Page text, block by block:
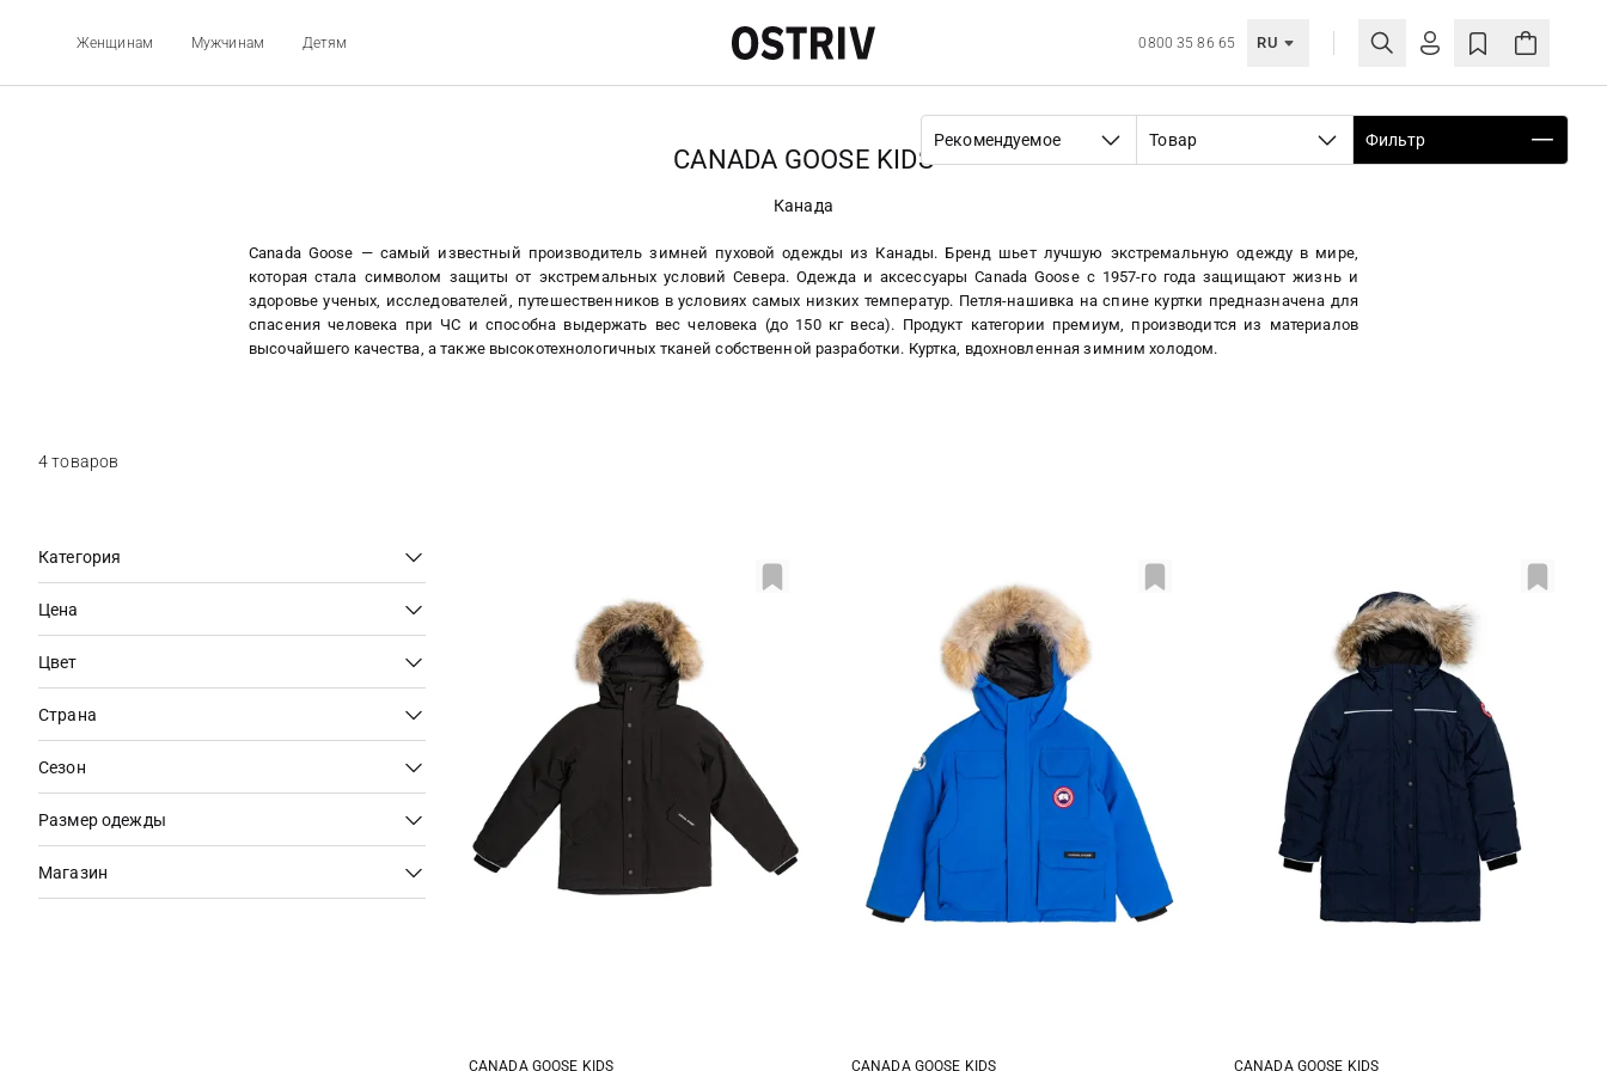
Женщинам Мужчинам Детям 0800 35 86 65 RU
ЛИЧНЫЙ КАБИНЕТ
СОЗДАТЬ УЧЕТНУЮ ЗАПИСЬ
CANADA GOOSE KIDS
Канада
Canada Goose — самый известный производитель зимней пуховой одежды из Канады. Бренд шьет лучшую экстремальную одежду в мире,
которая стала символом защиты от экстремальных условий Севера. Одежда и аксессуары Canada Goose с 1957-го года защищают жизнь и
здоровье ученых, исследователей, путешественников в условиях самых низких температур. Петля-нашивка на спине куртки предназначена для
спасения человека при ЧС и способна выдержать вес человека (до 150 кг веса). Продукт категории премиум, производится из материалов
высочайшего качества, а также высокотехнологичных тканей собственной разработки. Куртка, вдохновленная зимним холодом.
4 товаров
Рекомендуемое Товар Фильтр
Категория
Цена
Цвет
Страна
Сезон
Размер одежды
Магазин
CANADA GOOSE KIDS
CANADA GOOSE KIDS
CANADA GOOSE KIDS